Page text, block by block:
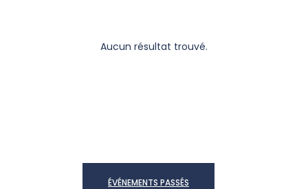
Aucun résultat trouvé.
ÉVÉNEMENTS PASSÉS